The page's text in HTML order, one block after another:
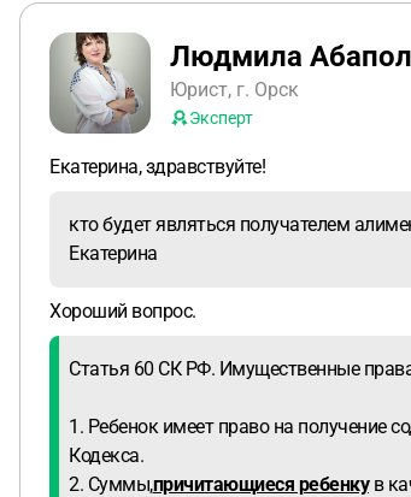
Людмила
Юрист, г. Орск
Эксперт
Екатерина, здравствуйте!
кто будет являться получателем
Екатерина
Хороший вопрос.
Статья 60 СК РФ. Имущественные
1. Ребенок имеет право на получение
Кодекса.
2. Суммы,причитающиеся ребенкув